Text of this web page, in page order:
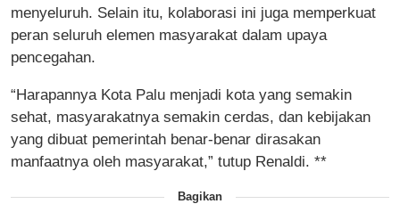
menyeluruh. Selain itu, kolaborasi ini juga memperkuat
peran seluruh elemen masyarakat dalam upaya
pencegahan.
“Harapannya Kota Palu menjadi kota yang semakin
sehat, masyarakatnya semakin cerdas, dan kebijakan
yang dibuat pemerintah benar-benar dirasakan
manfaatnya oleh masyarakat,” tutup Renaldi. **
Bagikan